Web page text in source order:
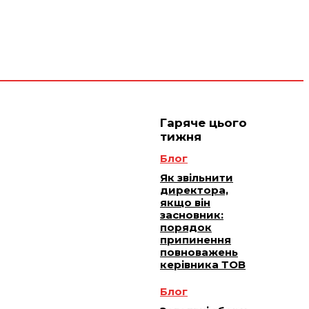
Гаряче цього
тижня
Блог
Як звільнити
директора,
якщо він
засновник:
порядок
припинення
повноважень
керівника ТОВ
Блог